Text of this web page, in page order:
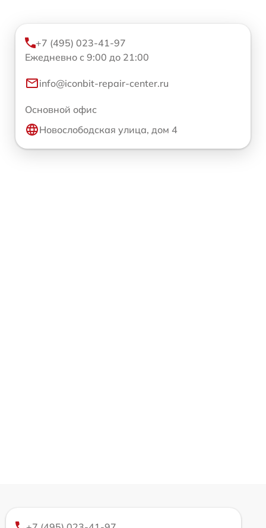
+7 (495) 023-41-97
Ежедневно с 9:00 до 21:00
info@iconbit-repair-center.ru
Основной офис
Новослободская улица, дом 4